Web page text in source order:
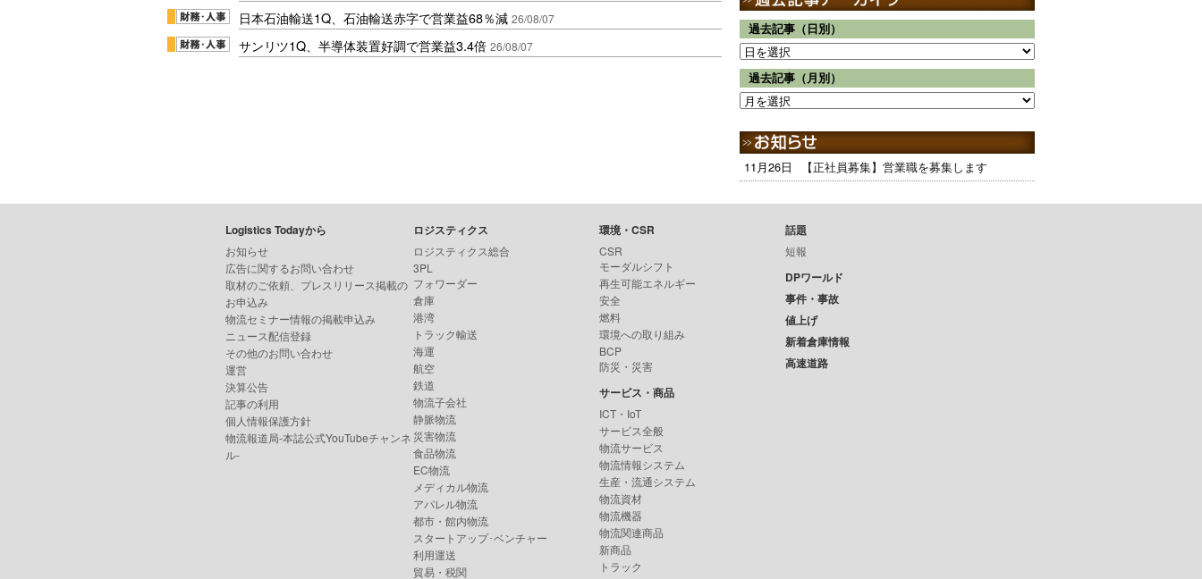
日本石油輸送1Q、石油輸送赤字で営業益68％減 26/08/07
サンリツ1Q、半導体装置好調で営業益3.4倍 26/08/07
過去記事（日別）
過去記事（月別）
11月26日 【正社員募集】営業職を募集します
Logistics Todayから
お知らせ
広告に関するお問い合わせ
取材のご依頼、プレスリリース掲載の
お申込み
物流セミナー情報の掲載申込み
ニュース配信登録
その他のお問い合わせ
運営
決算公告
記事の利用
個人情報保護方針
物流報道局-本誌公式YouTubeチャンネ
ル-
ロジスティクス
ロジスティクス総合
3PL
フォワーダー
倉庫
港湾
トラック輸送
海運
航空
鉄道
物流子会社
静脈物流
災害物流
食品物流
EC物流
メディカル物流
アパレル物流
都市・館内物流
スタートアップ･ベンチャー
利用運送
貿易・税関
環境・CSR
CSR
モーダルシフト
再生可能エネルギー
安全
燃料
環境への取り組み
BCP
防災・災害
サービス・商品
ICT・IoT
サービス全般
物流サービス
物流情報システム
生産・流通システム
物流資材
物流機器
物流関連商品
新商品
トラック
話題
短報
DPワールド
事件・事故
値上げ
新着倉庫情報
高速道路